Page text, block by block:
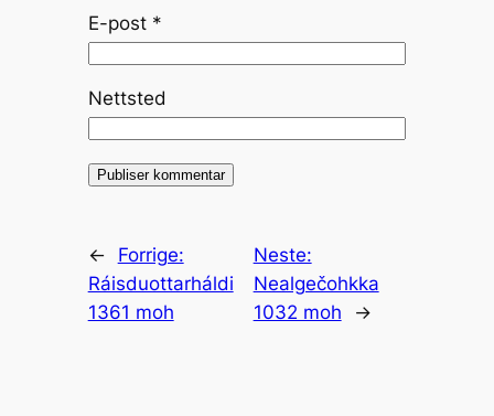
E-post *
Nettsted
←
Forrige:
Ráisduottarháldi
1361 moh
Neste:
Nealgečohkka
1032 moh
→